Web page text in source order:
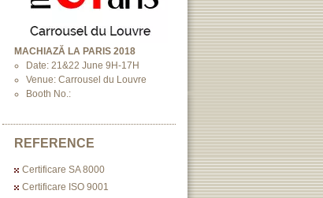
MACHIAZĂ LA PARIS 2018
Date: 21&22 June 9H-17H
Venue: Carrousel du Louvre
Booth No.:
REFERENCE
Certificare SA 8000
Certificare ISO 9001